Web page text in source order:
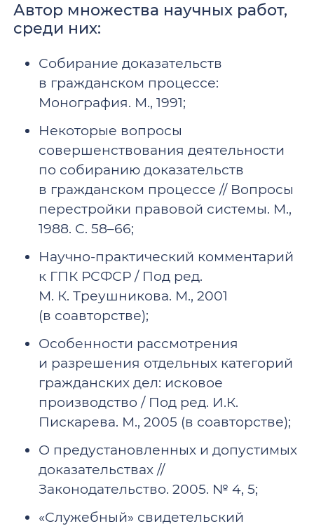
Автор множества научных работ,
среди них:
Собирание доказательств
в гражданском процессе:
Монография. М., 1991;
Некоторые вопросы
совершенствования деятельности
по собиранию доказательств
в гражданском процессе // Вопросы
перестройки правовой системы. М.,
1988. С. 58–66;
Научно-практический комментарий
к ГПК РСФСР / Под ред.
М. К. Треушникова. М., 2001
(в соавторстве);
Особенности рассмотрения
и разрешения отдельных категорий
гражданских дел: исковое
производство / Под ред. И.К.
Пискарева. М., 2005 (в соавторстве);
О предустановленных и допустимых
доказательствах //
Законодательство. 2005. № 4, 5;
«Служебный» свидетельский